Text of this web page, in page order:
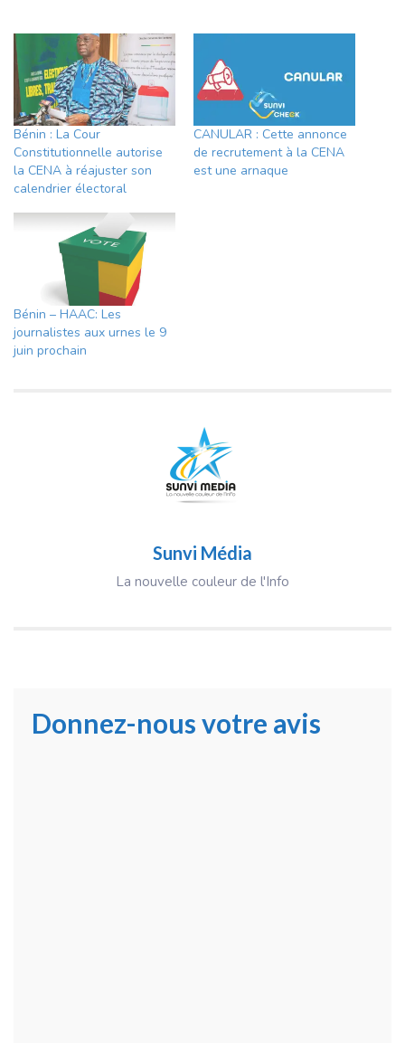
Bénin : La Cour
Constitutionnelle autorise
la CENA à réajuster son
calendrier électoral
CANULAR : Cette annonce
de recrutement à la CENA
est une arnaque
Bénin – HAAC: Les
journalistes aux urnes le 9
juin prochain
Sunvi Média
La nouvelle couleur de l'Info
Donnez-nous votre avis